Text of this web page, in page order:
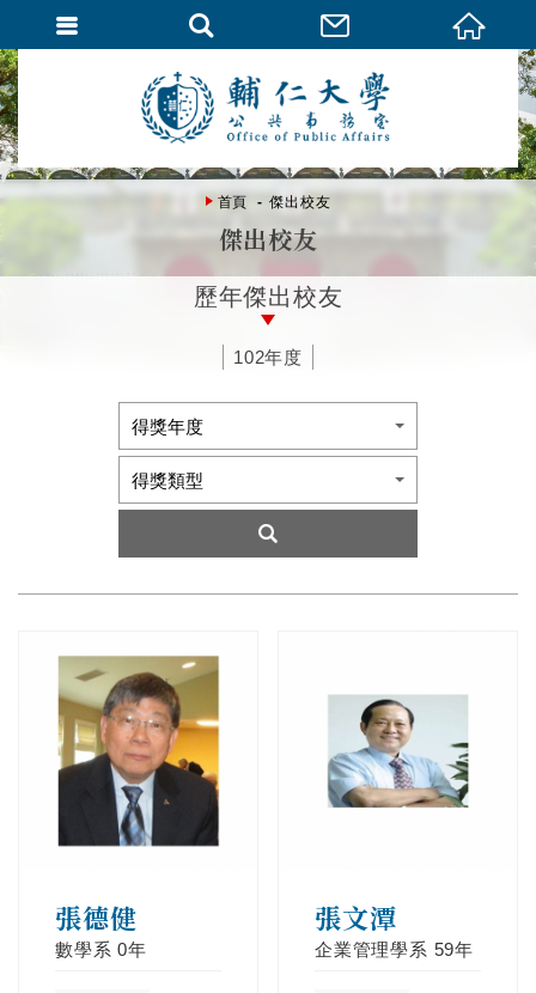
首頁 傑出校友
傑出校友
歷年傑出校友
102年度
張德健
數學系 0年
張文潭
企業管理學系 59年